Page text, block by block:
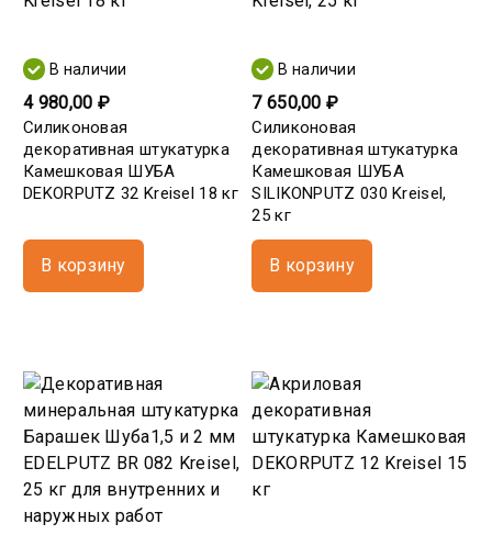
В наличии
4 980,00 ₽
Силиконовая
декоративная штукатурка
Камешковая ШУБА
DEKORPUTZ 32 Kreisel 18 кг
В корзину
В наличии
7 650,00 ₽
Силиконовая
декоративная штукатурка
Камешковая ШУБА
SILIKONPUTZ 030 Kreisel,
25 кг
В корзину